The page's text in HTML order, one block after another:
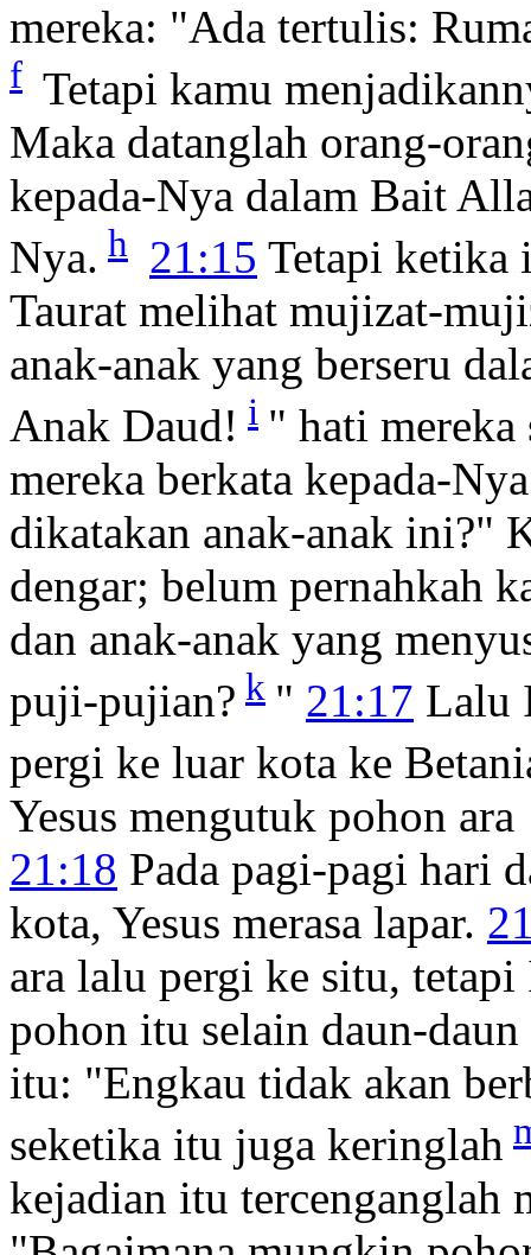
mereka: "Ada tertulis:
f Tetapi kamu
Maka datanglah orang-
kepada-Nya dalam Bait
Nya. h 21:15 Tetapi ketika
Taurat melihat mujizat-
anak-anak yang berseru
Anak Daud! i " hati mereka
mereka berkata kepada-
dikatakan anak-anak ini?"
dengar; belum pernahkah
dan anak-anak yang
puji-pujian? k " 21:17 Lalu
pergi ke luar kota ke
Yesus mengutuk pohon ara
21:18 Pada pagi-pagi hari
kota, Yesus merasa lapar.
ara lalu pergi ke situ, tetapi
pohon itu selain daun-
itu: "Engkau tidak akan
seketika itu juga keringlah
kejadian itu